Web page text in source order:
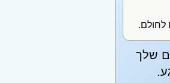
לחולם.
שלך